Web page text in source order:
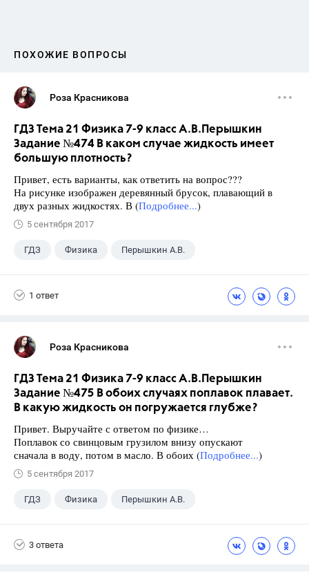
ПОХОЖИЕ ВОПРОСЫ
Роза Красникова
ГДЗ Тема 21 Физика 7-9 класс А.В.Перышкин
Задание №474 В каком случае жидкость имеет
большую плотность?
Привет, есть варианты, как ответить на вопрос???
На рисунке изображен деревянный брусок, плавающий в
двух разных жидкостях. В (Подробнее...)
5 сентября 2017
ГДЗ Физика Перышкин А.В.
1 ответ
Роза Красникова
ГДЗ Тема 21 Физика 7-9 класс А.В.Перышкин
Задание №475 В обоих случаях поплавок плавает.
В какую жидкость он погружается глубже?
Привет. Выручайте с ответом по физике…
Поплавок со свинцовым грузилом внизу опускают
сначала в воду, потом в масло. В обоих (Подробнее...)
5 сентября 2017
ГДЗ Физика Перышкин А.В.
3 ответа